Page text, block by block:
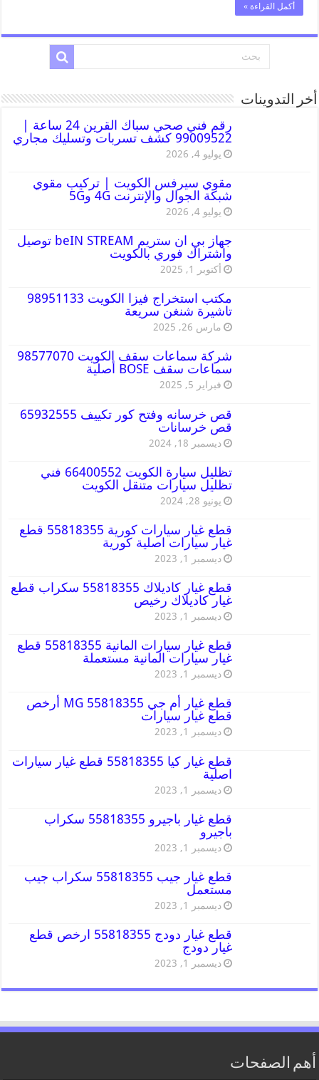
أكمل القراءة »
أخر التدوينات
رقم فني صحي سباك القرين 24 ساعة |
99009522 كشف تسربات وتسليك مجاري
يوليو 4, 2026
مقوي سيرفس الكويت | تركيب مقوي
شبكة الجوال والإنترنت 4G و5G
يوليو 4, 2026
جهاز بي ان ستريم beIN STREAM توصيل
واشتراك فوري بالكويت
أكتوبر 1, 2025
مكتب استخراج فيزا الكويت 98951133
تاشيرة شنغن سريعة
مارس 26, 2025
شركة سماعات سقف الكويت 98577070
سماعات سقف BOSE أصلية
فبراير 5, 2025
قص خرسانه وفتح كور تكييف 65932555
قص خرسانات
ديسمبر 18, 2024
تظليل سيارة الكويت 66400552 فني
تظليل سيارات متنقل الكويت
يونيو 28, 2024
قطع غيار سيارات كورية 55818355 قطع
غيار سيارات اصلية كورية
ديسمبر 1, 2023
قطع غيار كاديلاك 55818355 سكراب قطع
غيار كاديلاك رخيص
ديسمبر 1, 2023
قطع غيار سيارات المانية 55818355 قطع
غيار سيارات المانية مستعملة
ديسمبر 1, 2023
قطع غيار أم جي MG 55818355 أرخص
قطع غيار سيارات
ديسمبر 1, 2023
قطع غيار كيا 55818355 قطع غيار سيارات
اصلية
ديسمبر 1, 2023
قطع غيار باجيرو 55818355 سكراب
باجيرو
ديسمبر 1, 2023
قطع غيار جيب 55818355 سكراب جيب
مستعمل
ديسمبر 1, 2023
قطع غيار دودج 55818355 ارخص قطع
غيار دودج
ديسمبر 1, 2023
أهم الصفحات